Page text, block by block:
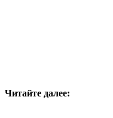
Читайте далее: